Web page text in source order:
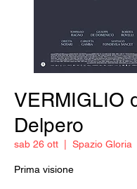
VERMIGLIO
Delpero
sab 26 ott Spazio Gloria
Prima visione